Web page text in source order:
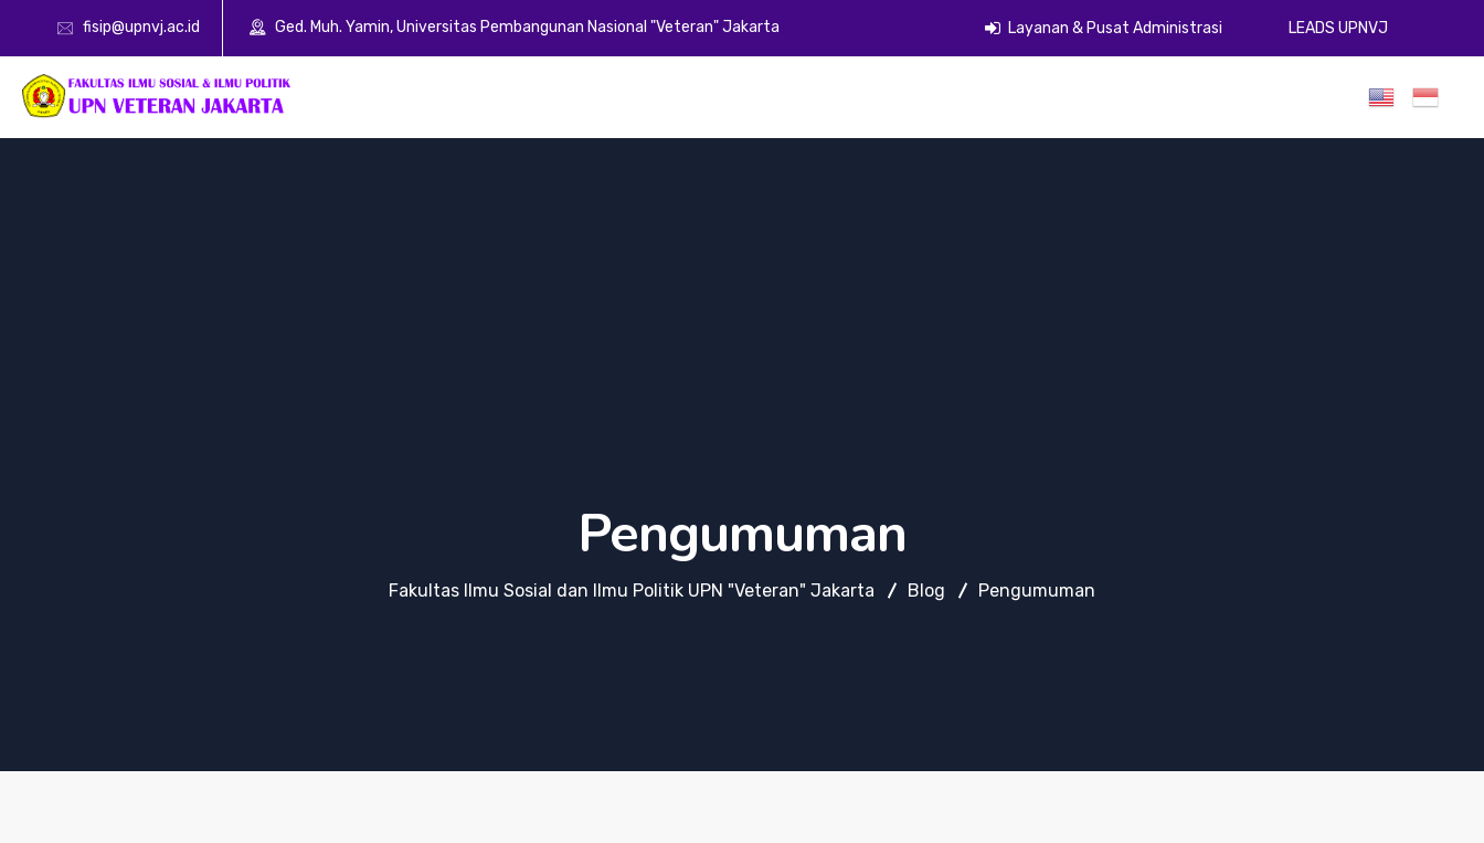
fisip@upnvj.ac.id Ged. Muh. Yamin, Universitas Pembangunan Nasional "Veteran" Jakarta Layanan & Pusat Administrasi LEADS UPNVJ
Pengumuman
Fakultas Ilmu Sosial dan Ilmu Politik UPN "Veteran" Jakarta Blog Pengumuman